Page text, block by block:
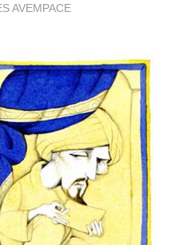
AVEMPACE